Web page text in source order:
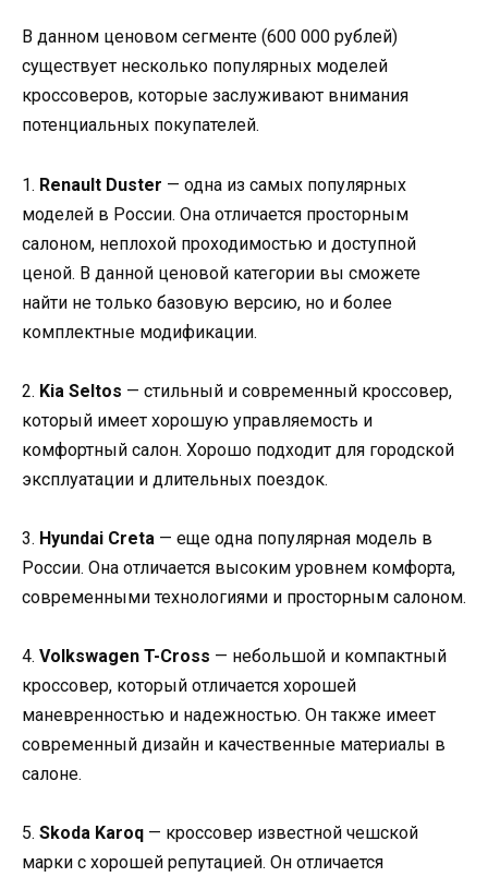
В данном ценовом сегменте (600 000 рублей)
существует несколько популярных моделей
кроссоверов, которые заслуживают внимания
потенциальных покупателей.
1. Renault Duster — одна из самых популярных
моделей в России. Она отличается просторным
салоном, неплохой проходимостью и доступной
ценой. В данной ценовой категории вы сможете
найти не только базовую версию, но и более
комплектные модификации.
2. Kia Seltos — стильный и современный кроссовер,
который имеет хорошую управляемость и
комфортный салон. Хорошо подходит для городской
эксплуатации и длительных поездок.
3. Hyundai Creta — еще одна популярная модель в
России. Она отличается высоким уровнем комфорта,
современными технологиями и просторным салоном.
4. Volkswagen T-Cross — небольшой и компактный
кроссовер, который отличается хорошей
маневренностью и надежностью. Он также имеет
современный дизайн и качественные материалы в
салоне.
5. Skoda Karoq — кроссовер известной чешской
марки с хорошей репутацией. Он отличается